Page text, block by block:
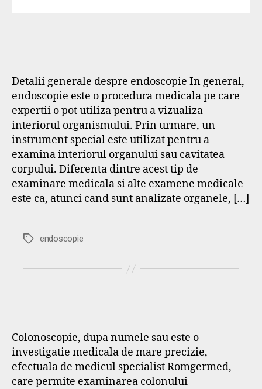
Detalii generale despre endoscopie In general,
endoscopie este o procedura medicala pe care
expertii o pot utiliza pentru a vizualiza
interiorul organismului. Prin urmare, un
instrument special este utilizat pentru a
examina interiorul organului sau cavitatea
corpului. Diferenta dintre acest tip de
examinare medicala si alte examene medicale
este ca, atunci cand sunt analizate organele, […]
Eticheteendoscopie
Colonoscopie, dupa numele sau este o
investigatie medicala de mare precizie,
efectuala de medicul specialist Romgermed,
care permite examinarea colonului